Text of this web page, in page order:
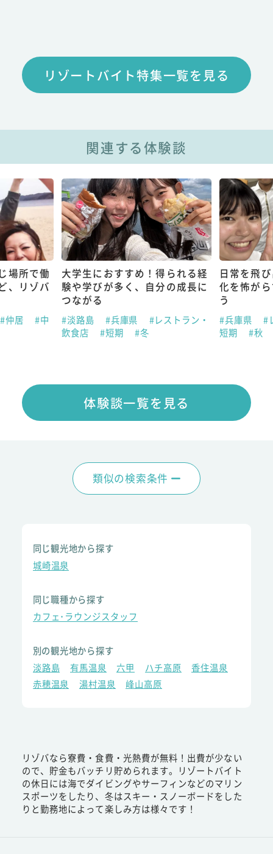
リゾートバイト特集一覧を見る
関連する体験談
場所で働
、リゾバ
#仲居 #中
大学生におすすめ！得られる経
験や学びが多く、自分の成長に
つながる
#淡路島 #兵庫県
#レストラン・
飲食店
#短期 #冬
日常を飛
化を怖が
う
#兵庫県
#
短期
#秋
体験談一覧を見る
類似の検索条件
同じ観光地から探す
城崎温泉
同じ職種から探す
カフェ･ラウンジスタッフ
別の観光地から探す
淡路島
有馬温泉 六甲 ハチ高原
香住温泉
赤穂温泉
湯村温泉 峰山高原
リゾバなら寮費・食費・光熱費が無料！出費が少ない
ので、貯金もバッチリ貯められます。リゾートバイト
の休日には海でダイビングやサーフィンなどのマリン
スポーツをしたり、冬はスキー・スノーボードをした
りと勤務地によって楽しみ方は様々です！